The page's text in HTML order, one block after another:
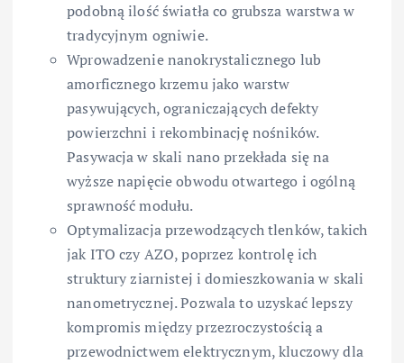
podobną ilość światła co grubsza warstwa w
tradycyjnym ogniwie.
Wprowadzenie nanokrystalicznego lub
amorficznego krzemu jako warstw
pasywujących, ograniczających defekty
powierzchni i rekombinację nośników.
Pasywacja w skali nano przekłada się na
wyższe napięcie obwodu otwartego i ogólną
sprawność modułu.
Optymalizacja przewodzących tlenków, takich
jak ITO czy AZO, poprzez kontrolę ich
struktury ziarnistej i domieszkowania w skali
nanometrycznej. Pozwala to uzyskać lepszy
kompromis między przezroczystością a
przewodnictwem elektrycznym, kluczowy dla